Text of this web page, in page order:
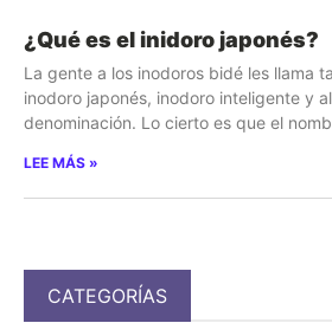
¿Qué es el inidoro japonés?
La gente a los inodoros bidé les llama
inodoro japonés, inodoro inteligente y
denominación. Lo cierto es que el
LEE MÁS »
CATEGORÍAS